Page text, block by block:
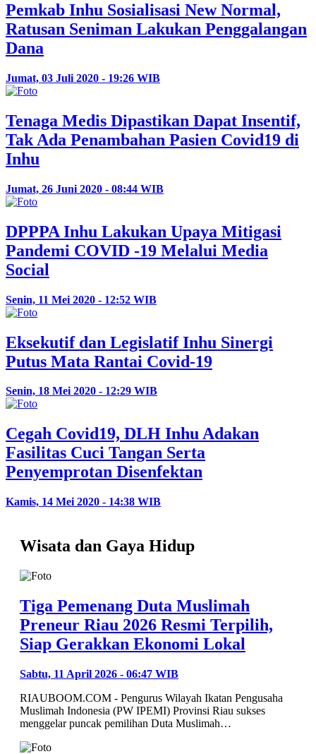
Pemkab Inhu Sosialisasi New Normal,
Ratusan Seniman Lakukan Penggalangan
Dana
Jumat, 03 Juli 2020 - 19:26 WIB
Tenaga Medis Dipastikan Dapat Insentif,
Tak Ada Penambahan Pasien Covid19 di
Inhu
Jumat, 26 Juni 2020 - 08:44 WIB
DPPPA Inhu Lakukan Upaya Mitigasi
Pandemi COVID -19 Melalui Media
Social
Senin, 11 Mei 2020 - 12:52 WIB
Eksekutif dan Legislatif Inhu Sinergi
Putus Mata Rantai Covid-19
Senin, 18 Mei 2020 - 12:29 WIB
Cegah Covid19, DLH Inhu Adakan
Fasilitas Cuci Tangan Serta
Penyemprotan Disenfektan
Kamis, 14 Mei 2020 - 14:38 WIB
Wisata dan Gaya Hidup
Tiga Pemenang Duta Muslimah
Preneur Riau 2026 Resmi Terpilih,
Siap Gerakkan Ekonomi Lokal
Sabtu, 11 April 2026 - 06:47 WIB
RIAUBOOM.COM - Pengurus Wilayah Ikatan Pengusaha
Muslimah Indonesia (PW IPEMI) Provinsi Riau sukses
menggelar puncak pemilihan Duta Muslimah…